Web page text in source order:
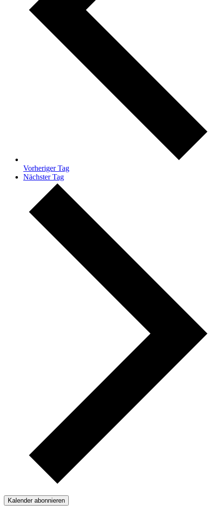
Vorheriger Tag
Nächster Tag
Kalender abonnieren